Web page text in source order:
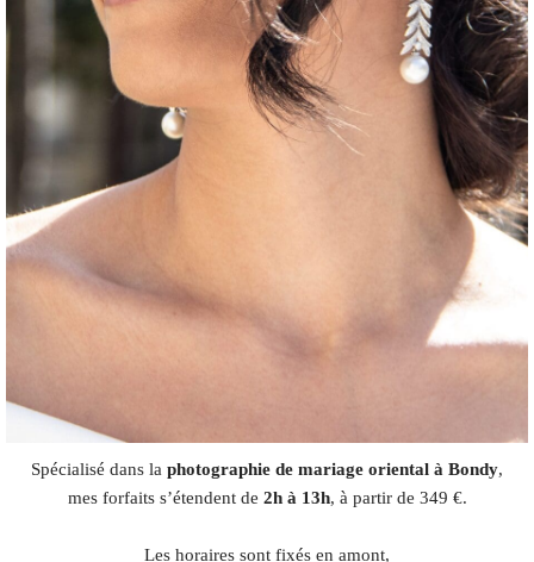
Spécialisé dans la photographie de mariage oriental à Bondy,
mes forfaits s’étendent de 2h à 13h, à partir de 349 €.
Les horaires sont fixés en amont,